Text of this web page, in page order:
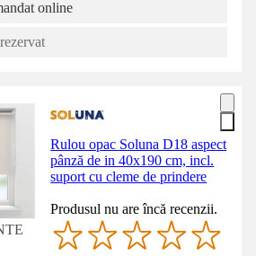
online
Rulou opac Soluna D18 aspect
pânză de in 40x190 cm, incl.
suport cu cleme de prindere
Produsul nu are încă recenzii.